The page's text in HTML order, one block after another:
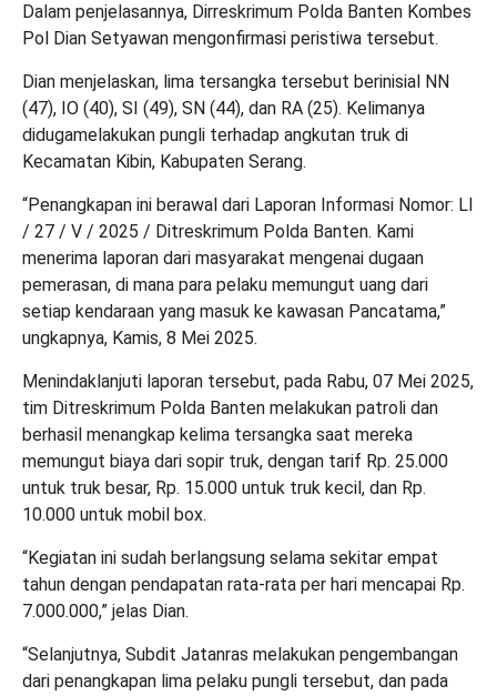
Dalam penjelasannya, Dirreskrimum Polda Banten Kombes
Pol Dian Setyawan mengonfirmasi peristiwa tersebut.
Dian menjelaskan, lima tersangka tersebut berinisial NN
(47), IO (40), SI (49), SN (44), dan RA (25). Kelimanya
didugamelakukan pungli terhadap angkutan truk di
Kecamatan Kibin, Kabupaten Serang.
“Penangkapan ini berawal dari Laporan Informasi Nomor: LI
/ 27 / V / 2025 / Ditreskrimum Polda Banten. Kami
menerima laporan dari masyarakat mengenai dugaan
pemerasan, di mana para pelaku memungut uang dari
setiap kendaraan yang masuk ke kawasan Pancatama,”
ungkapnya, Kamis, 8 Mei 2025.
Menindaklanjuti laporan tersebut, pada Rabu, 07 Mei 2025,
tim Ditreskrimum Polda Banten melakukan patroli dan
berhasil menangkap kelima tersangka saat mereka
memungut biaya dari sopir truk, dengan tarif Rp. 25.000
untuk truk besar, Rp. 15.000 untuk truk kecil, dan Rp.
10.000 untuk mobil box.
“Kegiatan ini sudah berlangsung selama sekitar empat
tahun dengan pendapatan rata-rata per hari mencapai Rp.
7.000.000,” jelas Dian.
“Selanjutnya, Subdit Jatanras melakukan pengembangan
dari penangkapan lima pelaku pungli tersebut, dan pada